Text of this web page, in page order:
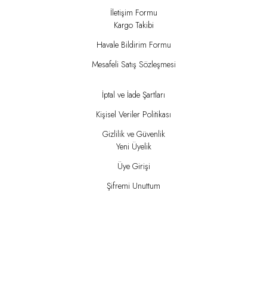
İletişim Formu
Kargo Takibi
Havale Bildirim Formu
Mesafeli Satış Sözleşmesi
İptal ve İade Şartları
Kişisel Veriler Politikası
Gizlilik ve Güvenlik
Yeni Üyelik
Üye Girişi
Şifremi Unuttum